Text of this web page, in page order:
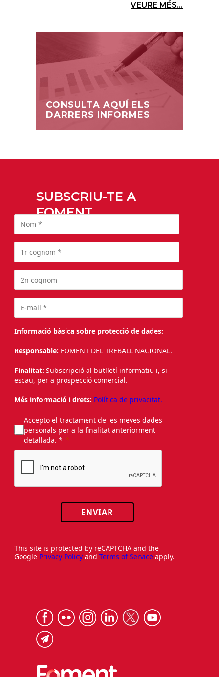
VEURE MÉS...
CONSULTA AQUÍ ELS
DARRERS INFORMES
SUBSCRIU-TE A
FOMENT
Informació bàsica sobre protecció de dades:
Responsable: FOMENT DEL TREBALL NACIONAL.
Finalitat: Subscripció al butlletí informatiu i, si
escau, per a prospecció comercial.
Més informació i drets: Política de privacitat.
Accepto el tractament de les meves dades
personals per a la finalitat anteriorment
detallada. *
ENVIAR
This site is protected by reCAPTCHA and the
Google Privacy Policy and Terms of Service apply.